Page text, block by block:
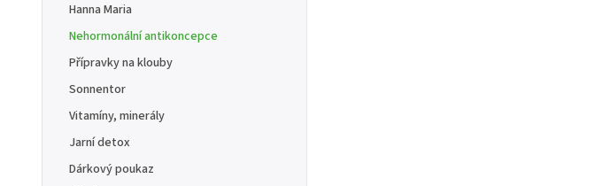
Hanna Maria
Nehormonální antikoncepce
Přípravky na klouby
Sonnentor
Vitamíny, minerály
Jarní detox
Dárkový poukaz